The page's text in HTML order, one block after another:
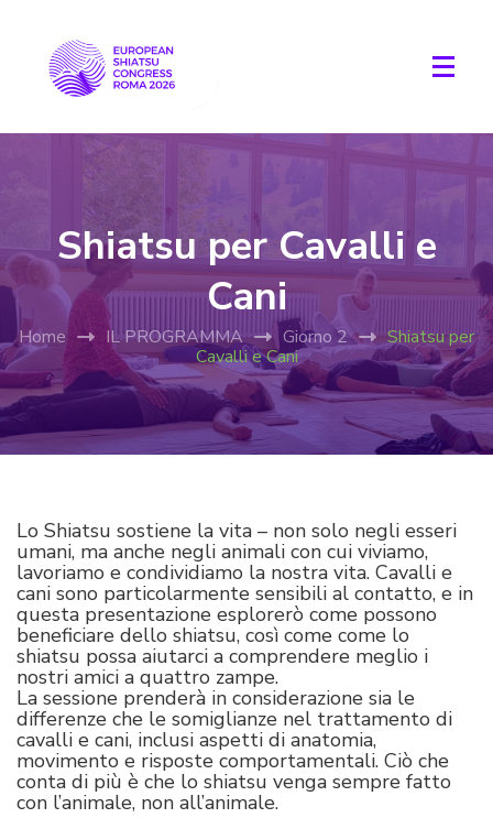
Shiatsu per Cavalli e
Cani
Home IL PROGRAMMA Giorno 2
Shiatsu per
Cavalli e Cani
Lo Shiatsu sostiene la vita – non solo negli esseri
umani, ma anche negli animali con cui viviamo,
lavoriamo e condividiamo la nostra vita. Cavalli e
cani sono particolarmente sensibili al contatto, e in
questa presentazione esplorerò come possono
beneficiare dello shiatsu, così come come lo
shiatsu possa aiutarci a comprendere meglio i
nostri amici a quattro zampe.
La sessione prenderà in considerazione sia le
differenze che le somiglianze nel trattamento di
cavalli e cani, inclusi aspetti di anatomia,
movimento e risposte comportamentali. Ciò che
conta di più è che lo shiatsu venga sempre fatto
con l’animale, non all’animale.